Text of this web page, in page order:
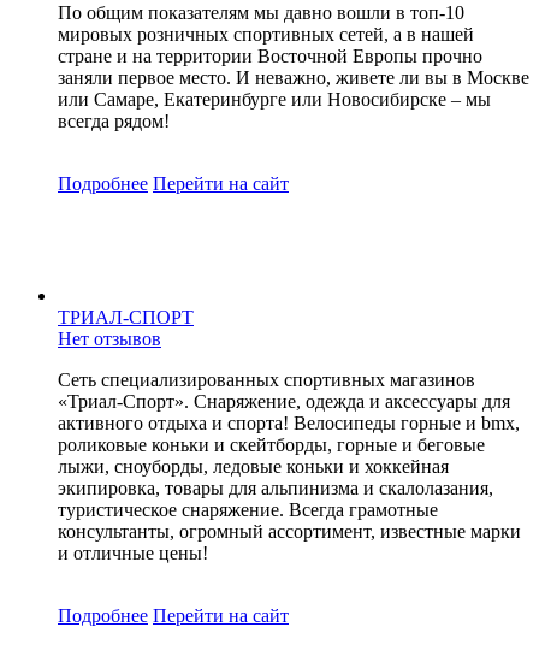
По общим показателям мы давно вошли в топ-10
мировых розничных спортивных сетей, а в нашей
стране и на территории Восточной Европы прочно
заняли первое место. И неважно, живете ли вы в Москве
или Самаре, Екатеринбурге или Новосибирске – мы
всегда рядом!
Подробнее Перейти на сайт
ТРИАЛ-СПОРТ
Нет отзывов
Сеть специализированных спортивных магазинов
«Триал-Спорт». Снаряжение, одежда и аксессуары для
активного отдыха и спорта! Велосипеды горные и bmx,
роликовые коньки и скейтборды, горные и беговые
лыжи, сноуборды, ледовые коньки и хоккейная
экипировка, товары для альпинизма и скалолазания,
туристическое снаряжение. Всегда грамотные
консультанты, огромный ассортимент, известные марки
и отличные цены!
Подробнее Перейти на сайт